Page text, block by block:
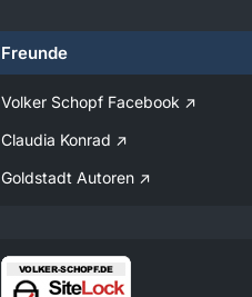
externen Inhalte erklären
personenbezogene Daten
Drittplattformen übermittelt
werden. Mehr Informationen
dazu haben wir in unserer
Datenschutzerklärung zur
Verfügung gestellt.
Volker
Jetzt Online!
Freunde
Volker Schopf Facebook
Claudia Konrad
Goldstadt Autoren